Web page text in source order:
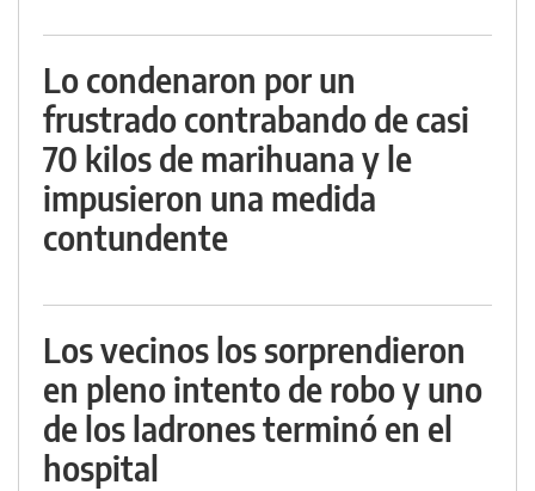
Lo condenaron por un
frustrado contrabando de casi
70 kilos de marihuana y le
impusieron una medida
contundente
Los vecinos los sorprendieron
en pleno intento de robo y uno
de los ladrones terminó en el
hospital